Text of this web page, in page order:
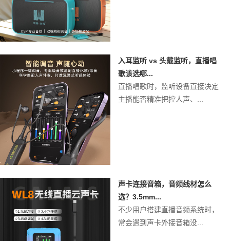
入耳监听 vs 头戴监听，直播唱
歌该选哪...
直播唱歌时，监听设备直接决定
主播能否精准把控人声、...
声卡连接音箱，音频线材怎么
选？3.5mm...
不少用户搭建直播音频系统时，
常会遇到声卡外接音箱没...